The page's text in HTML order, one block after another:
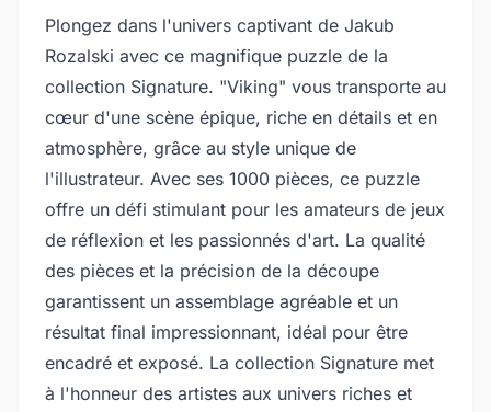
Plongez dans l'univers captivant de Jakub
Rozalski avec ce magnifique puzzle de la
collection Signature. "Viking" vous transporte au
cœur d'une scène épique, riche en détails et en
atmosphère, grâce au style unique de
l'illustrateur. Avec ses 1000 pièces, ce puzzle
offre un défi stimulant pour les amateurs de jeux
de réflexion et les passionnés d'art. La qualité
des pièces et la précision de la découpe
garantissent un assemblage agréable et un
résultat final impressionnant, idéal pour être
encadré et exposé. La collection Signature met
à l'honneur des artistes aux univers riches et